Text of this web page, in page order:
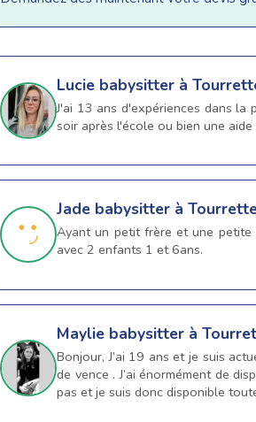
Lucie babysitter à
J'ai 13 ans d'expériences dans la
soir après l'école ou bien une
Jade babysitter à
Ayant un petit frère et une petite
avec 2 enfants 1 et 6ans.
Maylie babysitter à
Bonjour, J’ai 19 ans et je suis
de vence . J’ai énormément de
pas et je suis donc disponible